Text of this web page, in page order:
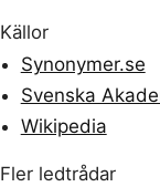
Källor
Synonymer.se
Svenska
Wikipedia
Fler ledtrådar